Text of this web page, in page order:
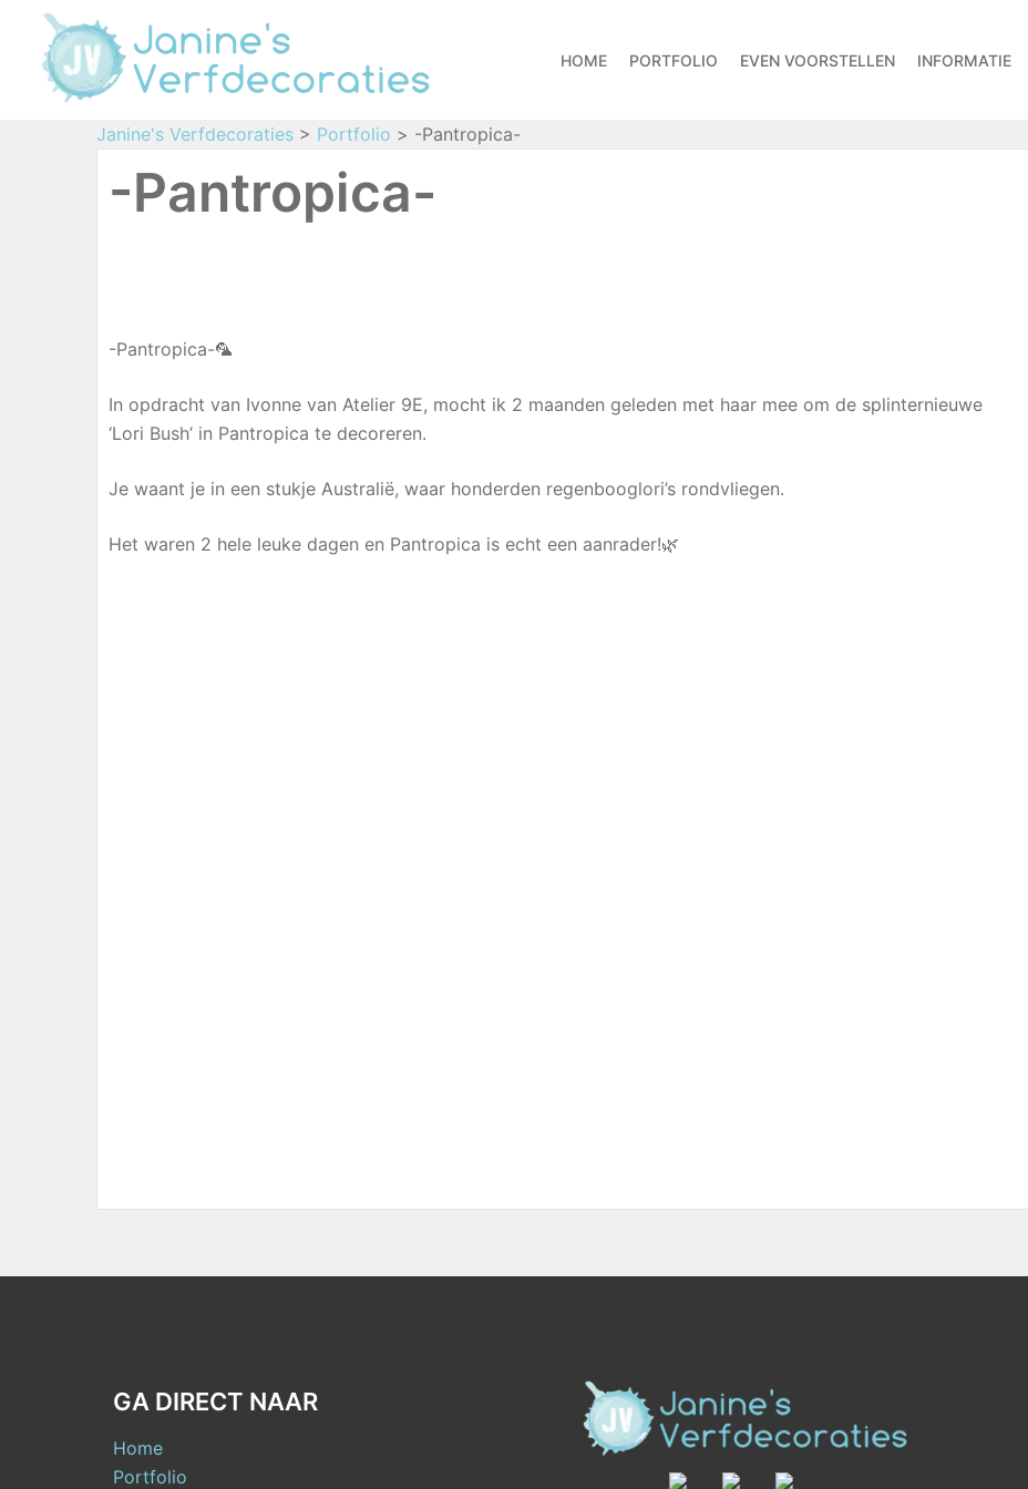
HOME PORTFOLIO EVEN VOORSTELLEN INFORMATIE
Janine's Verfdecoraties > Portfolio > -Pantropica-
-Pantropica-
-Pantropica-🦜
In opdracht van Ivonne van Atelier 9E, mocht ik 2 maanden geleden met haar mee om de splinternieuwe
‘Lori Bush’ in Pantropica te decoreren.
Je waant je in een stukje Australië, waar honderden regenbooglori’s rondvliegen.
Het waren 2 hele leuke dagen en Pantropica is echt een aanrader!🌿
GA DIRECT NAAR
Home
Portfolio